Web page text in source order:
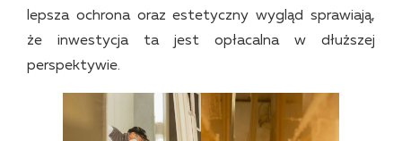
lepsza ochrona oraz estetyczny wygląd sprawiają,
że inwestycja ta jest opłacalna w dłuższej
perspektywie.